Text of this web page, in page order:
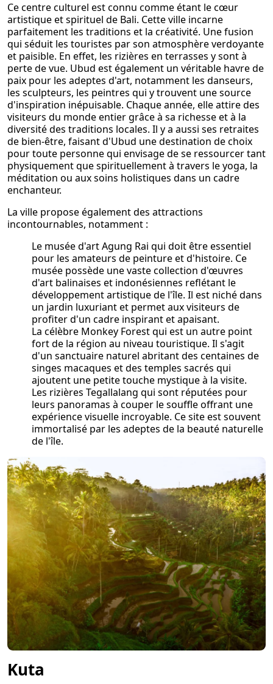
Ce centre culturel est connu comme étant le cœur
artistique et spirituel de Bali. Cette ville incarne
parfaitement les traditions et la créativité. Une fusion
qui séduit les touristes par son atmosphère verdoyante
et paisible. En effet, les rizières en terrasses y sont à
perte de vue. Ubud est également un véritable havre de
paix pour les adeptes d'art, notamment les danseurs,
les sculpteurs, les peintres qui y trouvent une source
d'inspiration inépuisable. Chaque année, elle attire des
visiteurs du monde entier grâce à sa richesse et à la
diversité des traditions locales. Il y a aussi ses retraites
de bien-être, faisant d'Ubud une destination de choix
pour toute personne qui envisage de se ressourcer tant
physiquement que spirituellement à travers le yoga, la
méditation ou aux soins holistiques dans un cadre
enchanteur.
La ville propose également des attractions
incontournables, notamment :
Le musée d'art Agung Rai qui doit être essentiel
pour les amateurs de peinture et d'histoire. Ce
musée possède une vaste collection d'œuvres
d'art balinaises et indonésiennes reflétant le
développement artistique de l'île. Il est niché dans
un jardin luxuriant et permet aux visiteurs de
profiter d'un cadre inspirant et apaisant.
La célèbre Monkey Forest qui est un autre point
fort de la région au niveau touristique. Il s'agit
d'un sanctuaire naturel abritant des centaines de
singes macaques et des temples sacrés qui
ajoutent une petite touche mystique à la visite.
Les rizières Tegallalang qui sont réputées pour
leurs panoramas à couper le souffle offrant une
expérience visuelle incroyable. Ce site est souvent
immortalisé par les adeptes de la beauté naturelle
de l'île.
Kuta